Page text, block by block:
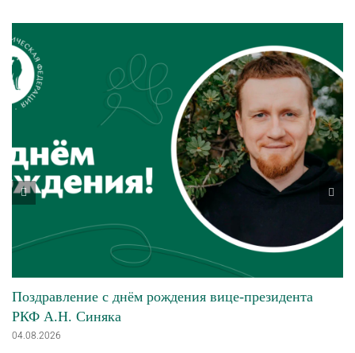
Поздравление с днём рождения вице-президента
РКФ А.Н. Синяка
04.08.2026